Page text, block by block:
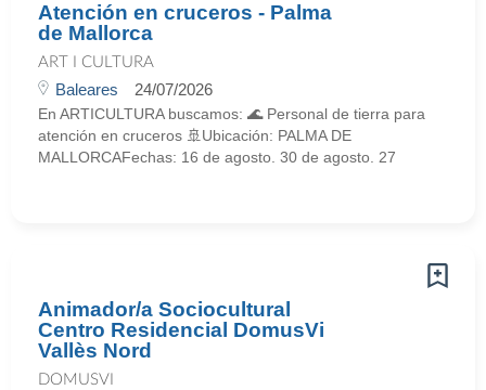
Atención en cruceros - Palma
de Mallorca
ART I CULTURA
Baleares 24/07/2026
En ARTICULTURA buscamos: 🌊 Personal de tierra para
atención en cruceros 🚢Ubicación: PALMA DE
MALLORCAFechas: 16 de agosto. 30 de agosto. 27
Animador/a Sociocultural
Centro Residencial DomusVi
Vallès Nord
DOMUSVI